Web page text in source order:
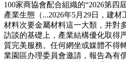
100家商協會配合組織的“2026第四
產業生態（...2026年5月29日，建
材料次要金屬材料這一大類，并對
訪談的基礎上，產業結構優化取得
質完美服務。任何網坐或媒體不得
業園區办理委員會邀請，報告為有